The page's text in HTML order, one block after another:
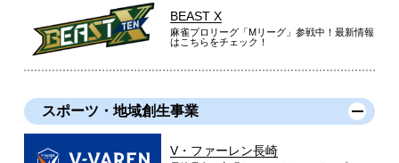
BEAST X
麻雀プロリーグ「Mリーグ」参戦中！最新情報
はこちらをチェック！
スポーツ・地域創生事業
V・ファーレン長崎